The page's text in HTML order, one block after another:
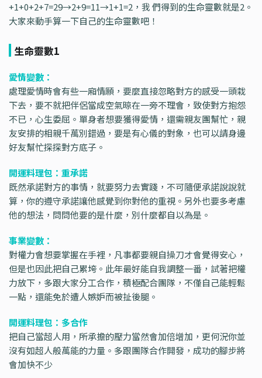
+1+0+2+7=29→2+9=11→1+1=2，我 們得到的生命靈數就是2。
大家來動手算一下自己的生命靈數吧！
生命靈數1
愛情變數：
處理愛情時會有些一廂情願，要麼直接忽略對方的感受一頭栽
下去，要不就把伴侶當成空氣晾在一旁不理會，致使對方抱怨
不已，心生委屈。單身者想要獲得愛情，還需親友團幫忙，親
友安排的相親千萬別錯過，要是有心儀的對象，也可以請身邊
好友幫忙探探對方底子。
開運料理包：重承諾
既然承諾對方的事情，就要努力去實踐，不可隨便承諾說說就
算，你的遵守承諾讓他感覺到你對他的重視。另外也要多考慮
他的想法，問問他要的是什麼，別什麼都自以為是。
事業變數：
對權力會想要掌握在手裡，凡事都要親自操刀才會覺得安心，
但是也因此把自己累垮。此年最好能自我調整一番，試著把權
力放下，多跟大家分工合作，積極配合團隊，不僅自己能輕鬆
一點，還能免於遭人嫉妒而被扯後腿。
開運料理包：多合作
把自己當超人用，所承擔的壓力當然會加倍增加，更何況你並
沒有如超人般萬能的力量。多跟團隊合作開發，成功的腳步將
會加快不少